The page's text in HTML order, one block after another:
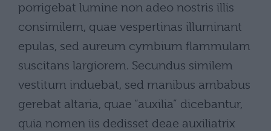
porrigebat lumine non adeo nostris illis
consimilem, quae vespertinas illuminant
epulas, sed aureum cymbium flammulam
suscitans largiorem. Secundus similem
vestitum induebat, sed manibus ambabus
gerebat altaria, quae “auxilia” dicebantur,
quia nomen iis dedisset deae auxiliatrix